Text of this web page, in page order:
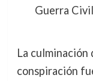
Guerra
La culminación
conspiración